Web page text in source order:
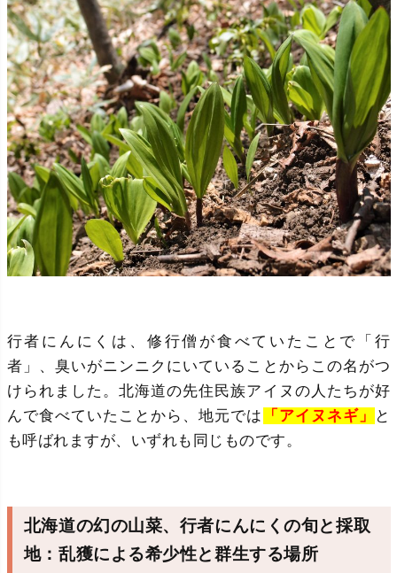
行者にんにくは、修行僧が食べていたことで「行
者」、臭いがニンニクにいていることからこの名がつ
けられました。北海道の先住民族アイヌの人たちが好
んで食べていたことから、地元では
「アイヌネギ」
と
も呼ばれますが、いずれも同じものです。
北海道の幻の山菜、行者にんにくの旬と採取
地：乱獲による希少性と群生する場所